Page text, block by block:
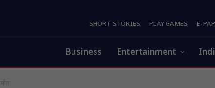
SHORT STORIES PLAY GAMES E-
Business Entertainment